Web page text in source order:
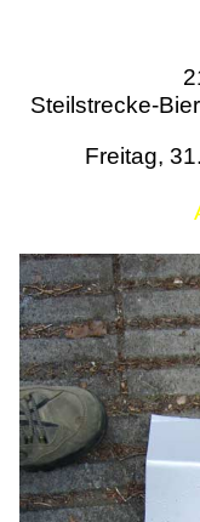
Literatur
Termine
Steilstrecke-
Freitag,